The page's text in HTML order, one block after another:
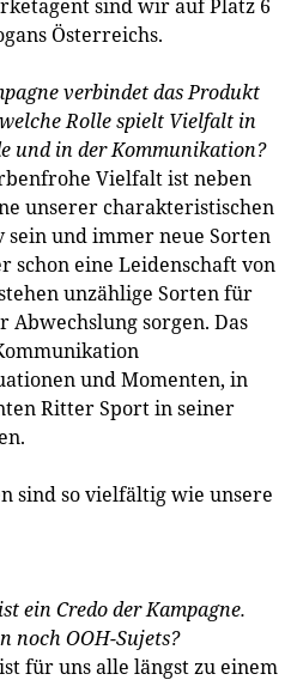
sind wir auf Platz 6
Österreichs.
verbindet das Produkt
Rolle spielt Vielfalt in
und in der Kommunikation?
Vielfalt ist neben
unserer charakteristischen
sein und immer neue Sorten
schon eine Leidenschaft von
unzählige Sorten für
Abwechslung sorgen. Das
und Momenten, in
Ritter Sport in seiner
sind so vielfältig wie unsere
ein Credo der Kampagne.
noch OOH-Sujets?
für uns alle längst zu einem